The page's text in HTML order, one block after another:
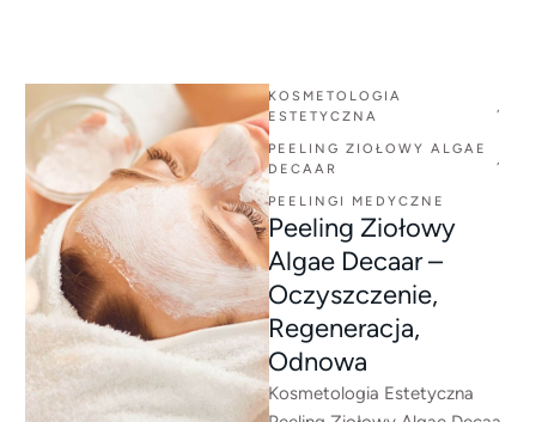
KOSMETOLOGIA
ESTETYCZNA
PEELING ZIOŁOWY ALGAE
DECAAR
PEELINGI MEDYCZNE
Peeling Ziołowy
Algae Decaar –
Oczyszczenie,
Regeneracja,
Odnowa
Kosmetologia Estetyczna